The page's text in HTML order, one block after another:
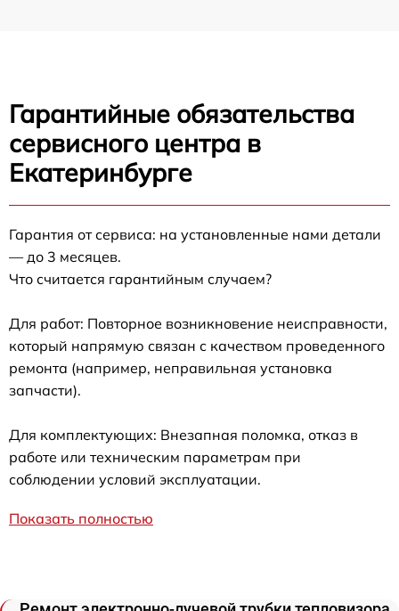
Гарантийные обязательства
сервисного центра в
Екатеринбурге
Гарантия от сервиса: на установленные нами детали
— до 3 месяцев.
Что считается гарантийным случаем?
Для работ: Повторное возникновение неисправности,
который напрямую связан с качеством проведенного
ремонта (например, неправильная установка
запчасти).
Для комплектующих: Внезапная поломка, отказ в
работе или техническим параметрам при
соблюдении условий эксплуатации.
Показать полностью